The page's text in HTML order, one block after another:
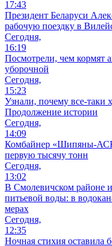
17:43
Президент Беларуси
рабочую поездку в
Сегодня,
16:19
Посмотрели, чем кормят
уборочной
Сегодня,
15:23
Узнали, почему все-таки
Продолжение истории
Сегодня,
14:09
Комбайнер «Шипяны-
первую тысячу тонн
Сегодня,
13:02
В Смолевичском районе
питьевой воды: в
мерах
Сегодня,
12:35
Ночная стихия оставила